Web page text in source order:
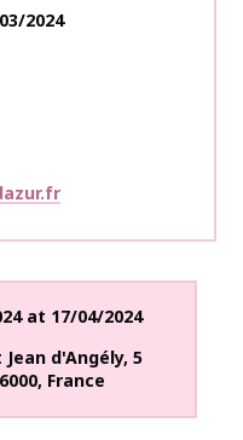
2024
at 17/04/2024
Jean d'Angély, 5
, France